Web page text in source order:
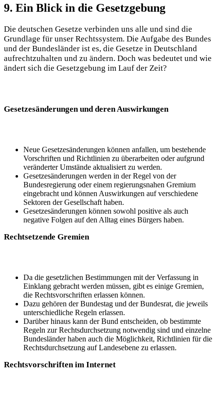
9. Ein Blick in die Gesetzgebung
Die deutschen Gesetze verbinden uns alle und sind die
Grundlage für unser Rechtssystem. Die Aufgabe des Bundes
und der Bundesländer ist es, die Gesetze in Deutschland
aufrechtzuhalten und zu ändern. Doch was bedeutet und wie
ändert sich die Gesetzgebung im Lauf der Zeit?
Gesetzesänderungen und deren Auswirkungen
Neue Gesetzesänderungen können anfallen, um bestehende
Vorschriften und Richtlinien zu überarbeiten oder aufgrund
veränderter Umstände aktualisiert zu werden.
Gesetzesänderungen werden in der Regel von der
Bundesregierung oder einem regierungsnahen Gremium
eingebracht und können Auswirkungen auf verschiedene
Sektoren der Gesellschaft haben.
Gesetzesänderungen können sowohl positive als auch
negative Folgen auf den Alltag eines Bürgers haben.
Rechtsetzende Gremien
Da die gesetzlichen Bestimmungen mit der Verfassung in
Einklang gebracht werden müssen, gibt es einige Gremien,
die Rechtsvorschriften erlassen können.
Dazu gehören der Bundestag und der Bundesrat, die jeweils
unterschiedliche Regeln erlassen.
Darüber hinaus kann der Bund entscheiden, ob bestimmte
Regeln zur Rechtsdurchsetzung notwendig sind und einzelne
Bundesländer haben auch die Möglichkeit, Richtlinien für die
Rechtsdurchsetzung auf Landesebene zu erlassen.
Rechtsvorschriften im Internet